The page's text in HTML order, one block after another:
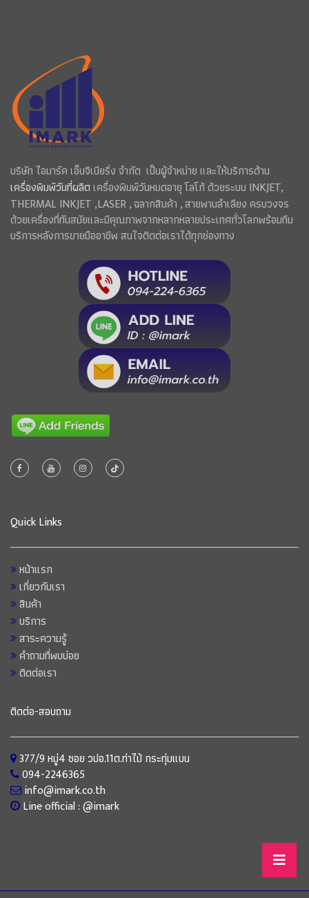
บริษัท ไอมาร์ค เอ็นจิเนียริ่ง จำกัด เป็นผู้จำหน่าย และให้บริการด้าน
เครื่องพิมพ์วันที่ผลิตเครื่องพิมพ์วันหมดอายุ โลโก้ ด้วยระบบ INKJET,
THERMAL INKJET ,LASER , ฉลากสินค้า , สายพานลำเลียง ครบวงจร
ด้วยเครื่องที่ทันสมัยและมีคุณภาพจากหลากหลายประเทศทั่วโลกพร้อมทีม
บริการหลังการขายมืออาชีพ สนใจติดต่อเราได้ทุกช่องทาง
Quick Links
หน้าแรก
เกี่ยวกับเรา
สินค้า
บริการ
สาระความรู้
คำถามที่พบบ่อย
ติดต่อเรา
ติดต่อ-สอบถาม
377/9 หมู่4 ซอย วปอ.11ต.ท่าไม้ กระทุ่มแบน
094-2246365
info@imark.co.th
Line official : @imark